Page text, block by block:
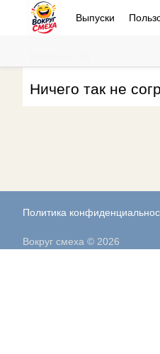
Выпуски
Ничего так не
Политика
Вокруг смеха © 2026